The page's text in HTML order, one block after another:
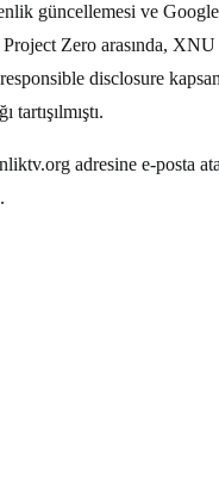
güncellemesi ve
Zero arasında,
disclosure
adresine e-posta